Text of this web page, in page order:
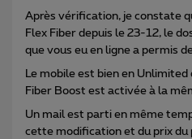
Après vérification, je constate
Flex Fiber depuis le 23-12, le
que vous eu en ligne a permis
Le mobile est bien en Unlimited
Fiber Boost est activée à la
Un mail est parti en même
cette modification et du prix du